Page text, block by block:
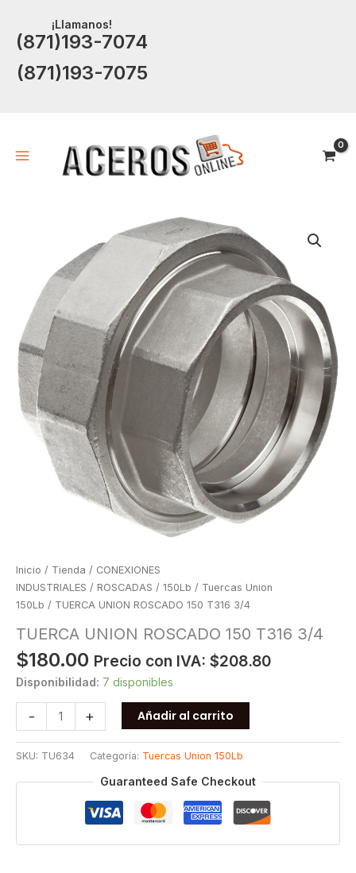
contenido
¡Llamanos!
(871)193-7074
(871)193-7075
Inicio / Tienda / CONEXIONES
INDUSTRIALES / ROSCADAS / 150Lb / Tuercas Union
150Lb / TUERCA UNION ROSCADO 150 T316 3/4
TUERCA UNION ROSCADO 150 T316 3/4
$180.00 Precio con IVA: $208.80
Disponibilidad: 7 disponibles
-
TUERCA
UNION
ROSCADO
150
T316
+ Añadir al carrito
SKU: TU634 Categoría: Tuercas Union 150Lb
Guaranteed Safe Checkout